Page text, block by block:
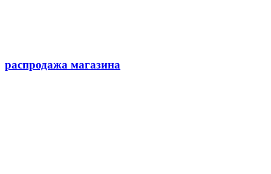
распродажа магазина